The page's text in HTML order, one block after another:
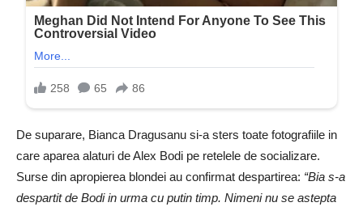
De suparare, Bianca Dragusanu si-a sters toate fotografiile in
care aparea alaturi de Alex Bodi pe retelele de socializare.
Surse din apropierea blondei au confirmat despartirea: “Bia s-a
despartit de Bodi in urma cu putin timp. Nimeni nu se astepta